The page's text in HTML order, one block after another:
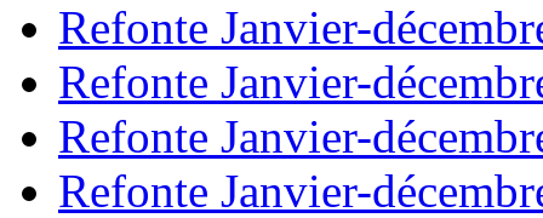
Refonte Janvier-
Refonte Janvier-
Refonte Janvier-
Refonte Janvier-